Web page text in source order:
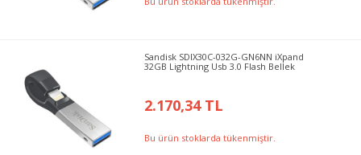
Sandisk SDIX30C-032G-GN6NN iXpand
32GB Lightning Usb 3.0 Flash Bellek
2.170,34 TL
Bu ürün stoklarda tükenmiştir.